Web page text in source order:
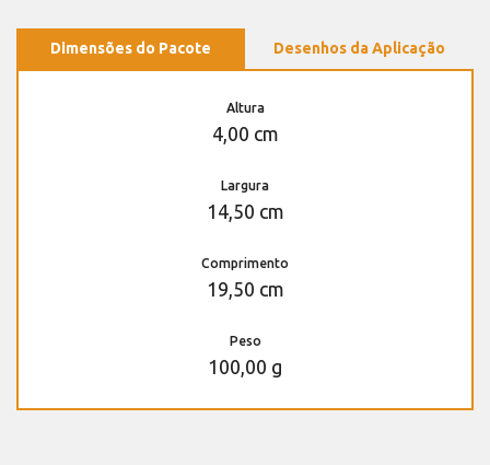
Dimensões do Pacote Desenhos da Aplicação
Altura
4,00 cm
Largura
14,50 cm
Comprimento
19,50 cm
Peso
100,00 g